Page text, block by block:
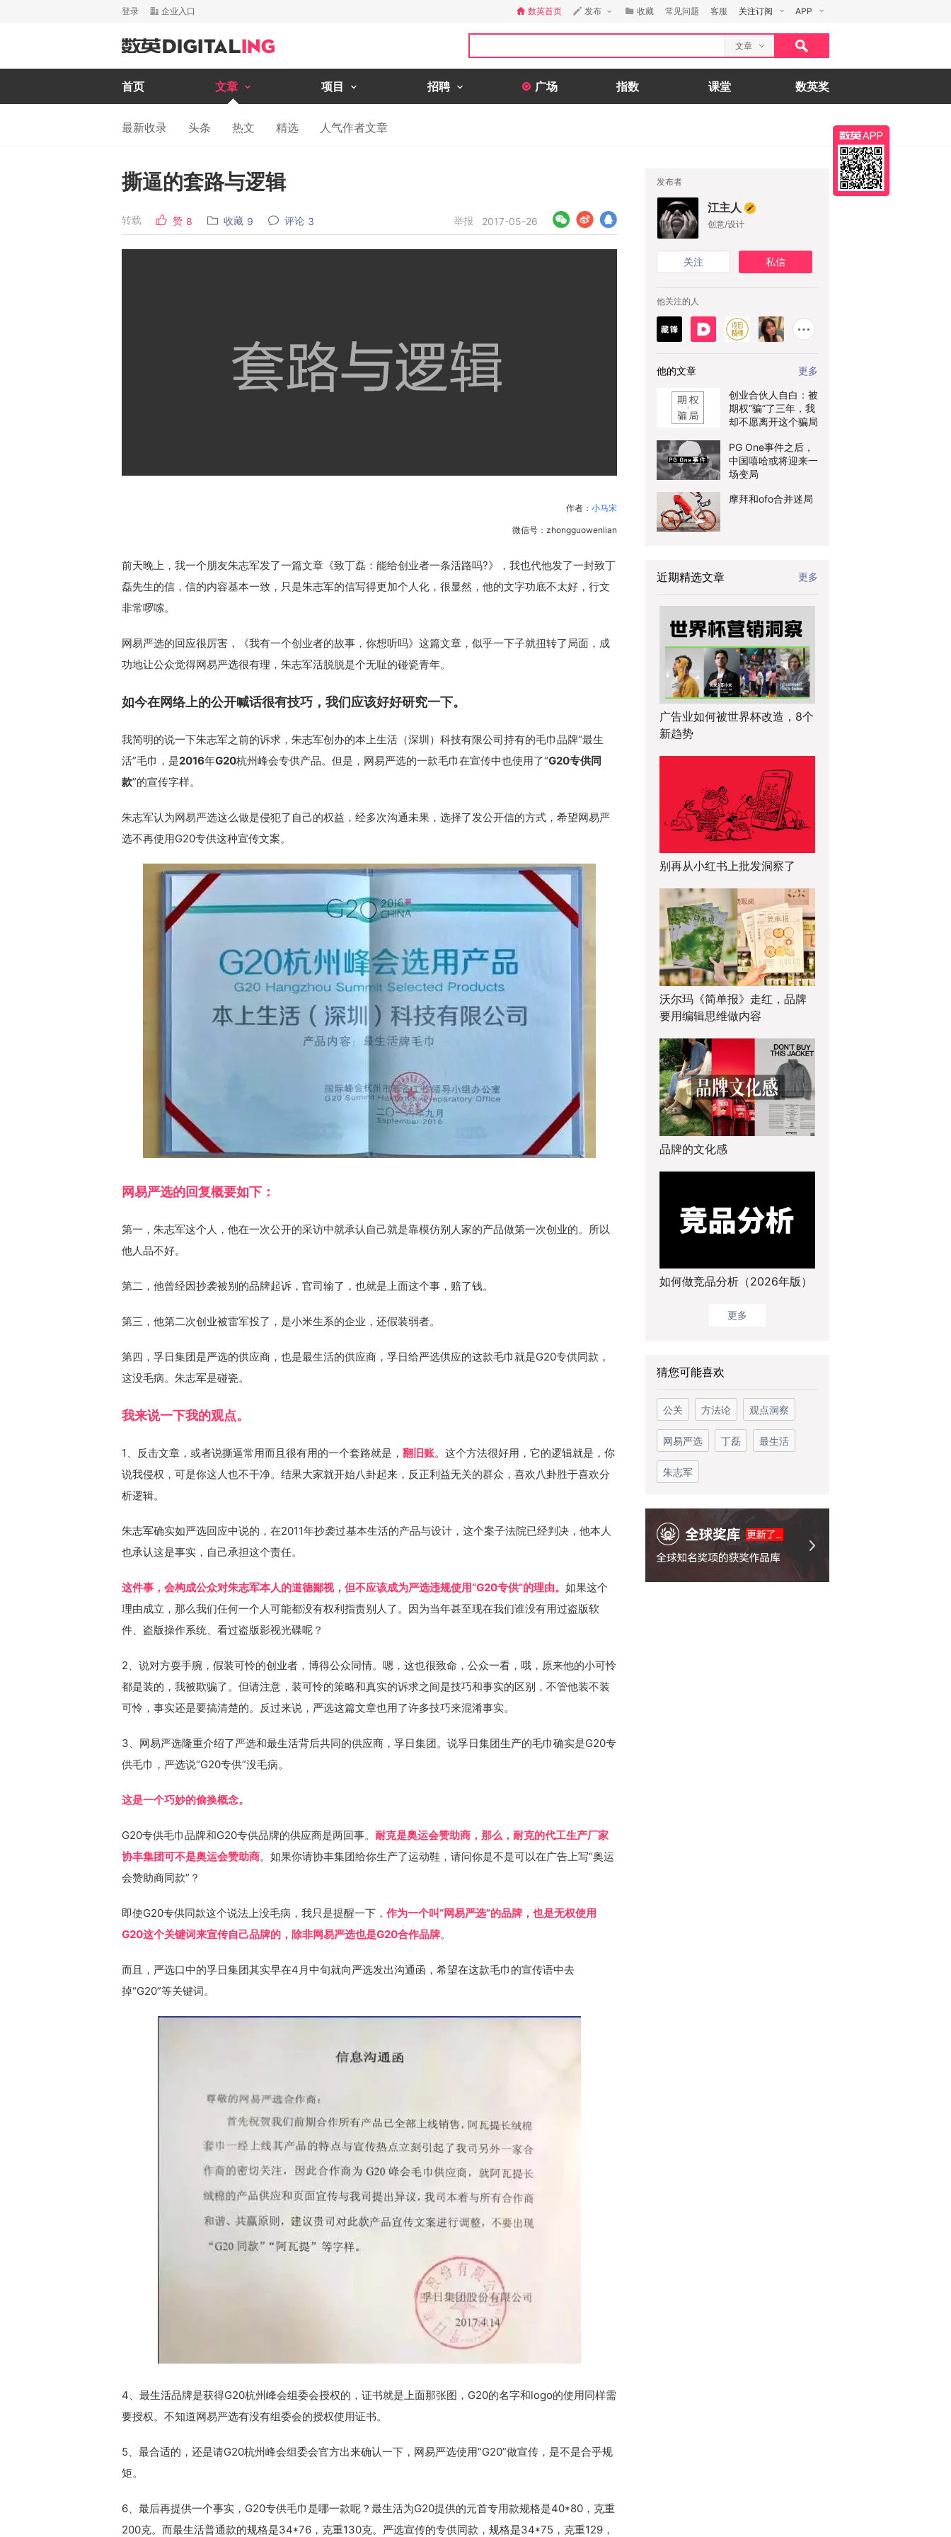
登录 企业入口 数英首页 发布 收藏 常见问题 客服 关注订阅 APP
文章
首页 文章 项目 招聘 广场 指数 课堂 数英奖
最新收录 头条 热文 精选 人气作者文章
撕逼的套路与逻辑
转载 赞 8 收藏 9 评论 3 举报 2017-05-26
作者： 小马宋
微信号：zhongguowenlian
前天晚上，我一个朋友朱志军发了一篇文章《致丁磊：能给创业者一条活路吗?》，我也代他发了一封致丁
磊先生的信，信的内容基本一致，只是朱志军的信写得更加个人化，很显然，他的文字功底不太好，行文
非常啰嗦。
网易严选的回应很厉害，《我有一个创业者的故事，你想听吗》这篇文章，似乎一下子就扭转了局面，成
功地让公众觉得网易严选很有理，朱志军活脱脱是个无耻的碰瓷青年。
如今在网络上的公开喊话很有技巧，我们应该好好研究一下。
我简明的说一下朱志军之前的诉求，朱志军创办的本上生活（深圳）科技有限公司持有的毛巾品牌“最生
活”毛巾，是2016年G20杭州峰会专供产品。但是，网易严选的一款毛巾在宣传中也使用了“G20专供同
款”的宣传字样。
朱志军认为网易严选这么做是侵犯了自己的权益，经多次沟通未果，选择了发公开信的方式，希望网易严
选不再使用G20专供这种宣传文案。
网易严选的回复概要如下：
第一，朱志军这个人，他在一次公开的采访中就承认自己就是靠模仿别人家的产品做第一次创业的。所以
他人品不好。
第二，他曾经因抄袭被别的品牌起诉，官司输了，也就是上面这个事，赔了钱。
第三，他第二次创业被雷军投了，是小米生系的企业，还假装弱者。
第四，孚日集团是严选的供应商，也是最生活的供应商，孚日给严选供应的这款毛巾就是G20专供同款，
这没毛病。朱志军是碰瓷。
我来说一下我的观点。
1、反击文章，或者说撕逼常用而且很有用的一个套路就是， 翻旧账。这个方法很好用，它的逻辑就是，你
说我侵权，可是你这人也不干净。结果大家就开始八卦起来，反正利益无关的群众，喜欢八卦胜于喜欢分
析逻辑。
朱志军确实如严选回应中说的，在2011年抄袭过基本生活的产品与设计，这个案子法院已经判决，他本人
也承认这是事实，自己承担这个责任。
这件事，会构成公众对朱志军本人的道德鄙视，但不应该成为严选违规使用“G20专供”的理由。 如果这个
理由成立，那么我们任何一个人可能都没有权利指责别人了。因为当年甚至现在我们谁没有用过盗版软
件、盗版操作系统、看过盗版影视光碟呢？
2、说对方耍手腕，假装可怜的创业者，博得公众同情。嗯，这也很致命，公众一看，哦，原来他的小可怜
都是装的，我被欺骗了。但请注意，装可怜的策略和真实的诉求之间是技巧和事实的区别，不管他装不装
可怜，事实还是要搞清楚的。反过来说，严选这篇文章也用了许多技巧来混淆事实。
3、网易严选隆重介绍了严选和最生活背后共同的供应商，孚日集团。说孚日集团生产的毛巾确实是G20专
供毛巾，严选说“G20专供”没毛病。
这是一个巧妙的偷换概念。
G20专供毛巾品牌和G20专供品牌的供应商是两回事。 耐克是奥运会赞助商，那么， 耐克的代工生产厂家
协丰集团可不是奥运会赞助商。如果你请协丰集团给你生产了运动鞋，请问你是不是可以在广告上写“奥运
会赞助商同款”？
即使G20专供同款这个说法上没毛病，我只是提醒一下， 作为一个叫“网易严选”的品牌，也是无权使用
G20这个关键词来宣传自己品牌的，除非网易严选也是G20合作品牌。
而且，严选口中的孚日集团其实早在4月中旬就向严选发出沟通函，希望在这款毛巾的宣传语中去
掉“G20”等关键词。
4、最生活品牌是获得G20杭州峰会组委会授权的，证书就是上面那张图，G20的名字和logo的使用同样需
要授权。不知道网易严选有没有组委会的授权使用证书。
5、最合适的，还是请G20杭州峰会组委会官方出来确认一下，网易严选使用“G20”做宣传，是不是合乎规
矩。
6、最后再提供一个事实，G20专供毛巾是哪一款呢？最生活为G20提供的元首专用款规格是40*80，克重
200克。而最生活普通款的规格是34*76，克重130克。严选宣传的专供同款，规格是34*75，克重129，
发布者
江主人
创意/设计
关注 私信
他关注的人
他的文章 更多
创业合伙人自白：被
期权“骗”了三年，我
却不愿离开这个骗局
PG One事件之后，
中国嘻哈或将迎来一
场变局
摩拜和ofo合并迷局
近期精选文章 更多
广告业如何被世界杯改造，8个
新趋势
别再从小红书上批发洞察了
沃尔玛《简单报》走红，品牌
要用编辑思维做内容
品牌的文化感
如何做竞品分析（2026年版）
更多
猜您可能喜欢
公关 方法论 观点洞察
网易严选 丁磊 最生活
朱志军